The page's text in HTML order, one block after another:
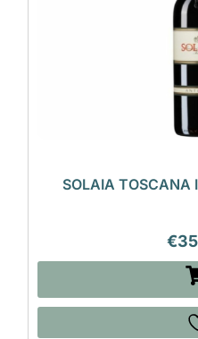
SOLAIA TOSCANA
€